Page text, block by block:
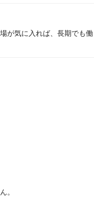
気に入れば、長期でも働
。